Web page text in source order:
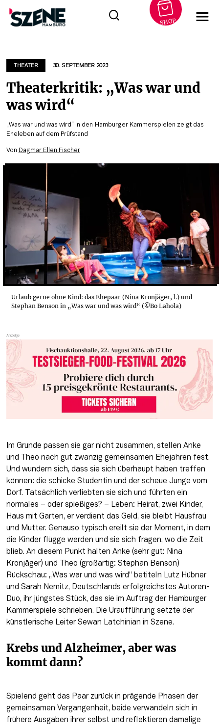
springen
SHOP
THEATER 30. SEPTEMBER 2023
Theaterkritik: „Was war und
was wird“
„Was war und was wird“ in den Hamburger Kammerspielen zeigt das
Eheleben auf dem Prüfstand
Von Dagmar Ellen Fischer
Urlaub gerne ohne Kind: das Ehepaar (Nina Kronjäger, l.) und
Stephan Benson in „Was war und was wird“ (©Bo Lahola)
Im Grunde passen sie gar nicht zusammen, stellen Anke
und Theo nach gut zwanzig gemeinsamen Ehejahren fest.
Und wundern sich, dass sie sich überhaupt haben treffen
können: die schicke Studentin und der scheue Junge vom
Dorf. Tatsächlich verliebten sie sich und führten ein
normales – oder spießiges? – Leben: Heirat, zwei Kinder,
Haus mit Garten, er verdient das Geld, sie bleibt Hausfrau
und Mutter. Genauso typisch ereilt sie der Moment, in dem
die Kinder flügge werden und sie sich fragen, wo die Zeit
blieb. An diesem Punkt halten Anke (sehr gut: Nina
Kronjäger) und Theo (großartig: Stephan Benson)
Rückschau: „Was war und was wird“ betiteln Lutz Hübner
und Sarah Nemitz, Deutschlands erfolgreichstes Autoren-
Duo, ihr jüngstes Stück, das sie im Auftrag der Hamburger
Kammerspiele schrieben. Die Uraufführung setzte der
künstlerische Leiter Sewan Latchinian in Szene.
Krebs und Alzheimer, aber was
kommt dann?
Spielend geht das Paar zurück in prägende Phasen der
gemeinsamen Vergangenheit, beide verwandeln sich in
frühere Ausgaben ihrer selbst und reflektieren damalige